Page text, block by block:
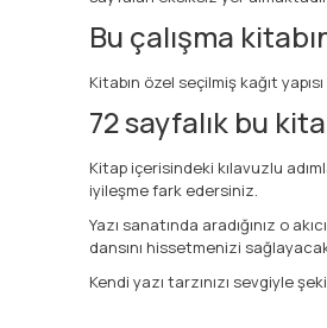
Bu çalışma
Kitabın özel seçilmiş kağıt
72 sayfalık bu
Kitap içerisindeki kılavuzlu
iyileşme fark edersiniz.
Yazı sanatında aradığınız o
dansını hissetmenizi
Kendi yazı tarzınızı sevgiyle